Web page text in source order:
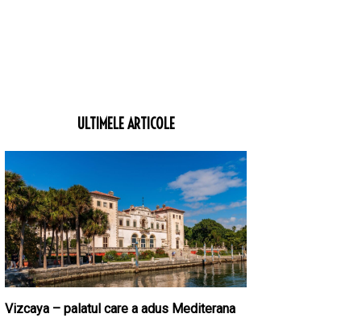
ULTIMELE ARTICOLE
Vizcaya – palatul care a adus Mediterana